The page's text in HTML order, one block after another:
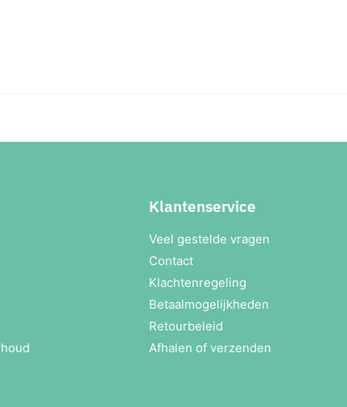
Klantenservice
Veel gestelde vragen
Contact
Klachtenregeling
Betaalmogelijkheden
Retourbeleid
Afhalen of verzenden